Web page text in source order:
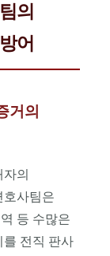
의
어
거의
의
호사팀은
등 수많은
를 전직 판사